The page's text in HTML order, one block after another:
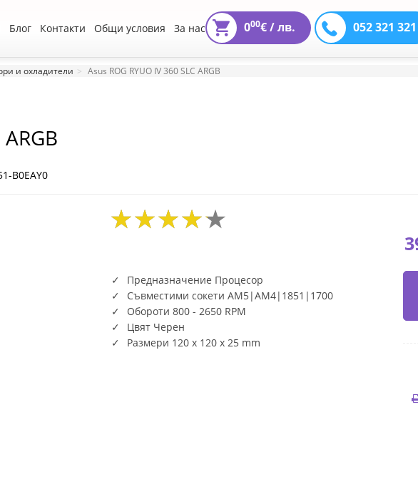
Блог Контакти Общи условия За нас 052 321 321
000€ /лв.
и охладители Asus ROG RYUO IV 360 SLC ARGB
B0EAY0
Предназначение Процесор
Съвместими сокети AM5|AM4|1851|1700
Обороти 800 - 2650 RPM
Цвят Черен
Размери 120 x 120 x 25 mm